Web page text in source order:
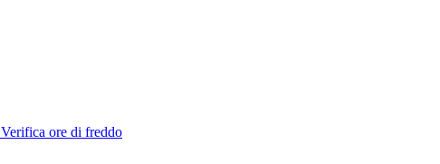
Verifica ore di freddo